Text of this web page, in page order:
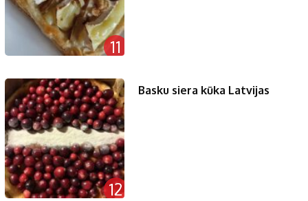
11
12
Basku siera kūka Latvijas